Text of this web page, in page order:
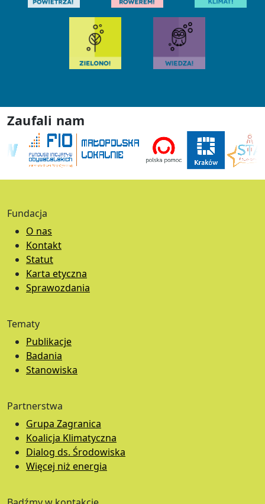
Zaufali nam
Fundacja
O nas
Kontakt
Statut
Karta etyczna
Sprawozdania
Tematy
Publikacje
Badania
Stanowiska
Partnerstwa
Grupa Zagranica
Koalicja Klimatyczna
Dialog ds. Środowiska
Więcej niż energia